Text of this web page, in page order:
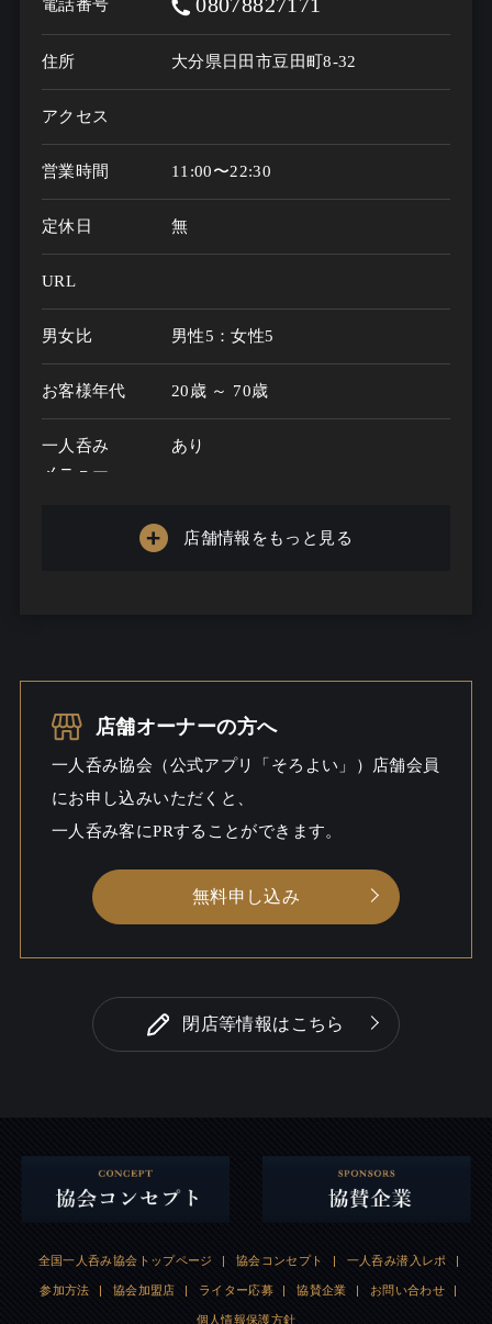
電話番号
住所 大分県日田市豆田町8-32
アクセス
営業時間 11:00〜22:30
定休日 無
URL
男女比 男性5：女性5
お客様年代 20歳 ～ 70歳
一人呑み
メニュー
あり
20
シーン
も
店舗情報をもっと見る
店舗オーナーの方へ
一人呑み協会（公式アプリ「そろよい」）店舗会員
にお申し込みいただくと、
一人呑み客にPRすることができます。
無料申し込み
閉店等情報はこちら
全国一人呑み協会トップページ | 協会コンセプト | 一人呑み潜入レポ |
参加方法 | 協会加盟店 | ライター応募 | 協賛企業 | お問い合わせ |
個人情報保護方針